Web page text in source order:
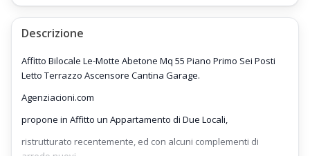
Descrizione
Affitto Bilocale Le-Motte Abetone Mq 55 Piano Primo Sei Posti
Letto Terrazzo Ascensore Cantina Garage.
Agenziacioni.com
propone in Affitto un Appartamento di Due Locali,
ristrutturato recentemente, ed con alcuni complementi di